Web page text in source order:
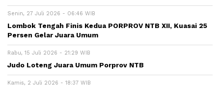
Senin, 27 Juli 2026 - 06:46 WIB
Lombok Tengah Finis Kedua PORPROV NTB XII, Kuasai 25
Persen Gelar Juara Umum
Rabu, 15 Juli 2026 - 21:29 WIB
Judo Loteng Juara Umum Porprov NTB
Kamis, 2 Juli 2026 - 18:37 WIB